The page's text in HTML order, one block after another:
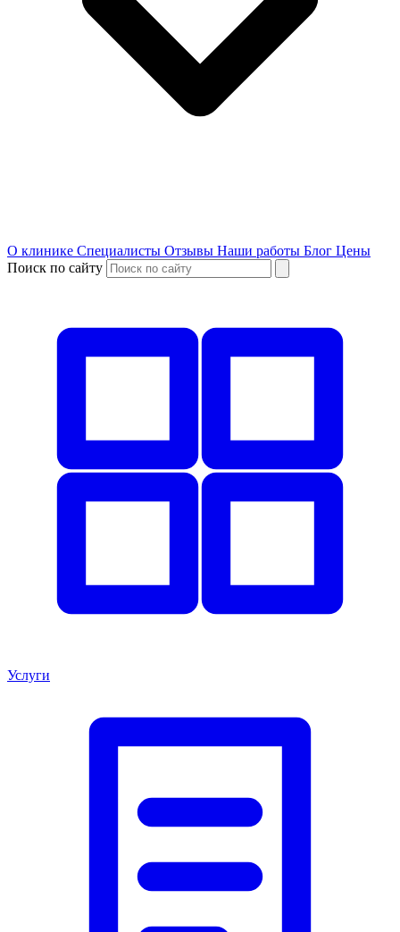
О клинике Специалисты Отзывы Наши работы Блог Цены
Поиск по сайту
Услуги